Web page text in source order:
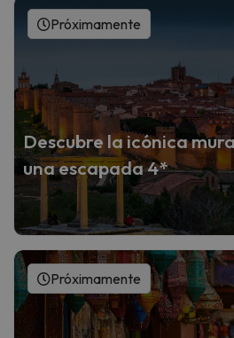
Próximamente
Descubre la icónica
una escapada 4*
Próximamente